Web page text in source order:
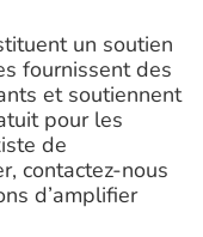
un soutien
fournissent des
et soutiennent
pour les
de
contactez-nous
d’amplifier